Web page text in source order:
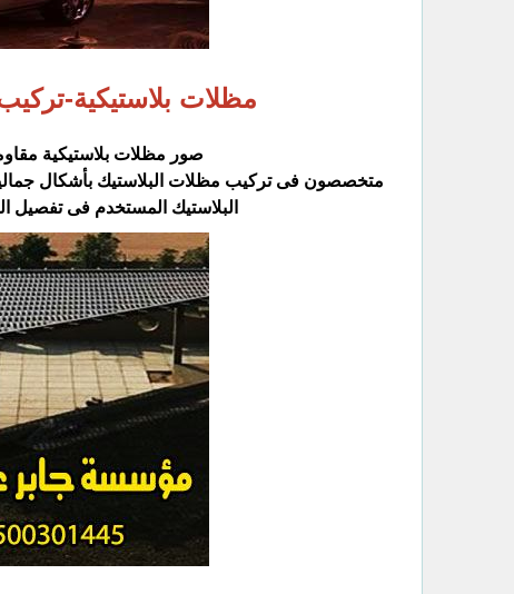
مظلات بلاستيكية-تركيب
صور مظلات بلاستيكية مقاومة للكسر خصم25%
متخصصون فى تركيب مظلات البلاستيك بأشكال
البلاستيك المستخدم فى تفصيل